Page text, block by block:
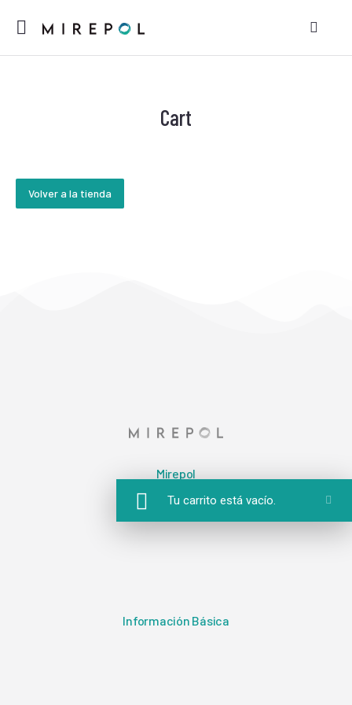
Cart
Tu carrito está vacío.
Volver a la tienda
Mirepol
Información Básica